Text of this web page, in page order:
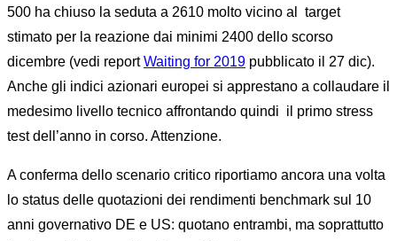
500 ha chiuso la seduta a 2610 molto vicino al target
stimato per la reazione dai minimi 2400 dello scorso
dicembre (vedi reportWaiting for 2019 pubblicato il 27 dic).
Anche gli indici azionari europei si apprestano a collaudare il
medesimo livello tecnico affrontando quindi il primo stress
test dell’anno in corso. Attenzione.
A conferma dello scenario critico riportiamo ancora una volta
lo status delle quotazioni dei rendimenti benchmark sul 10
anni governativo DE e US: quotano entrambi, ma soprattutto